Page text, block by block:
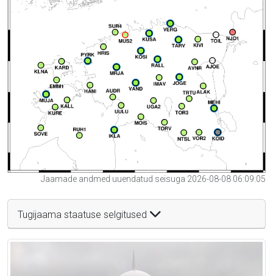
Jaamade andmed uuendatud seisuga 2026-08-08 06:09:05
Tugijaama staatuse selgitused